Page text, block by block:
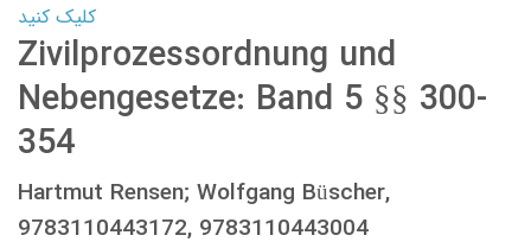
کلیک کنید
Zivilprozessordnung und
Nebengesetze: Band 5 §§ 300-
354
Hartmut Rensen; Wolfgang Büscher,
9783110443172, 9783110443004